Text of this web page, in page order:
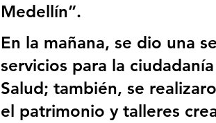
Medellín”.
En la mañana, se dio una
servicios para la
Salud; también, se
el patrimonio y talleres